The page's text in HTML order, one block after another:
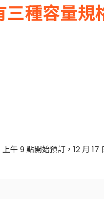
種容量規
9 點開始預訂，12 月 17